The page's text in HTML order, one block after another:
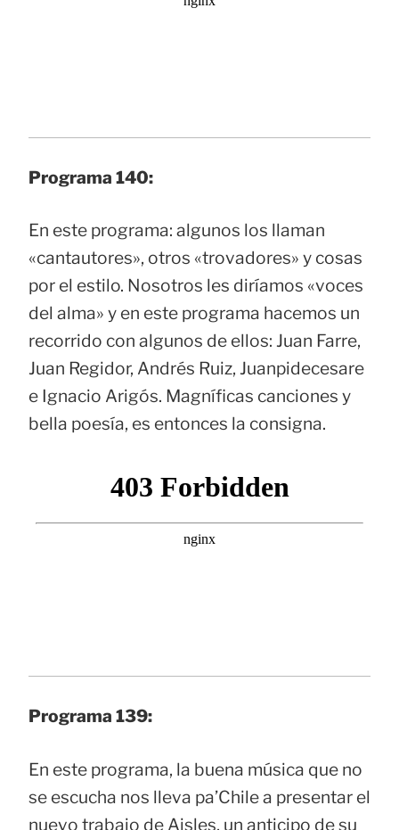
Programa 140:
En este programa: algunos los llaman
«cantautores», otros «trovadores» y cosas
por el estilo. Nosotros les diríamos «voces
del alma» y en este programa hacemos un
recorrido con algunos de ellos: Juan Farre,
Juan Regidor, Andrés Ruiz, Juanpidecesare
e Ignacio Arigós. Magníficas canciones y
bella poesía, es entonces la consigna.
Programa 139:
En este programa, la buena música que no
se escucha nos lleva pa’Chile a presentar el
nuevo trabajo de Aisles, un anticipo de su